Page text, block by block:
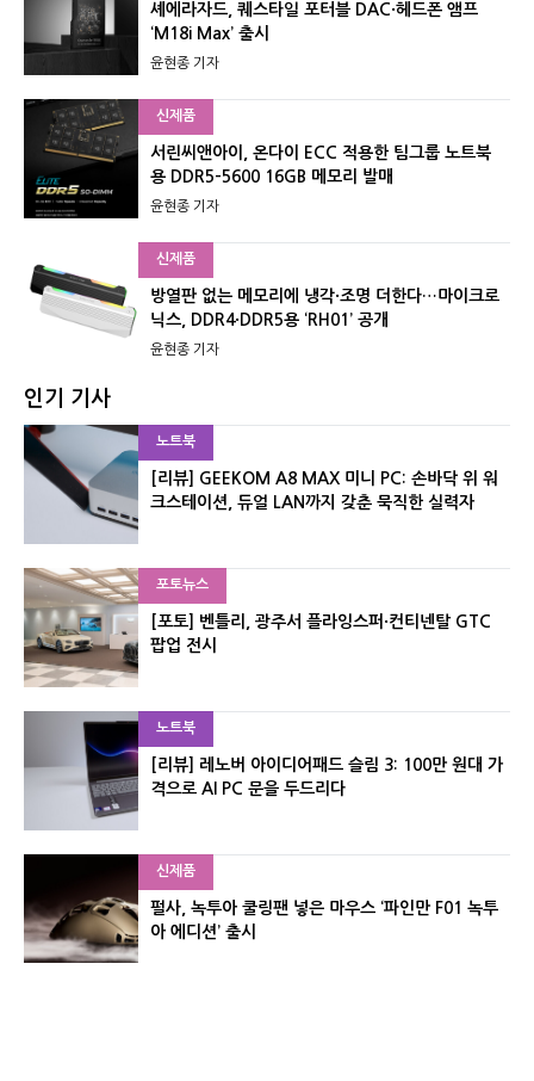
셰에라자드, 퀘스타일 포터블 DAC·헤드폰 앰프
‘M18i Max’ 출시
윤현종 기자
신제품
서린씨앤아이, 온다이 ECC 적용한 팀그룹 노트북
용 DDR5-5600 16GB 메모리 발매
윤현종 기자
신제품
방열판 없는 메모리에 냉각·조명 더한다…마이크로
닉스, DDR4·DDR5용 ‘RH01’ 공개
윤현종 기자
인기 기사
노트북
[리뷰] GEEKOM A8 MAX 미니 PC: 손바닥 위 워
크스테이션, 듀얼 LAN까지 갖춘 묵직한 실력자
포토뉴스
[포토] 벤틀리, 광주서 플라잉스퍼·컨티넨탈 GTC
팝업 전시
노트북
[리뷰] 레노버 아이디어패드 슬림 3: 100만 원대 가
격으로 AI PC 문을 두드리다
신제품
펄사, 녹투아 쿨링팬 넣은 마우스 ‘파인만 F01 녹투
아 에디션’ 출시